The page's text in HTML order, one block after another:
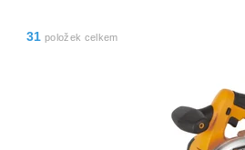
31 položek celkem